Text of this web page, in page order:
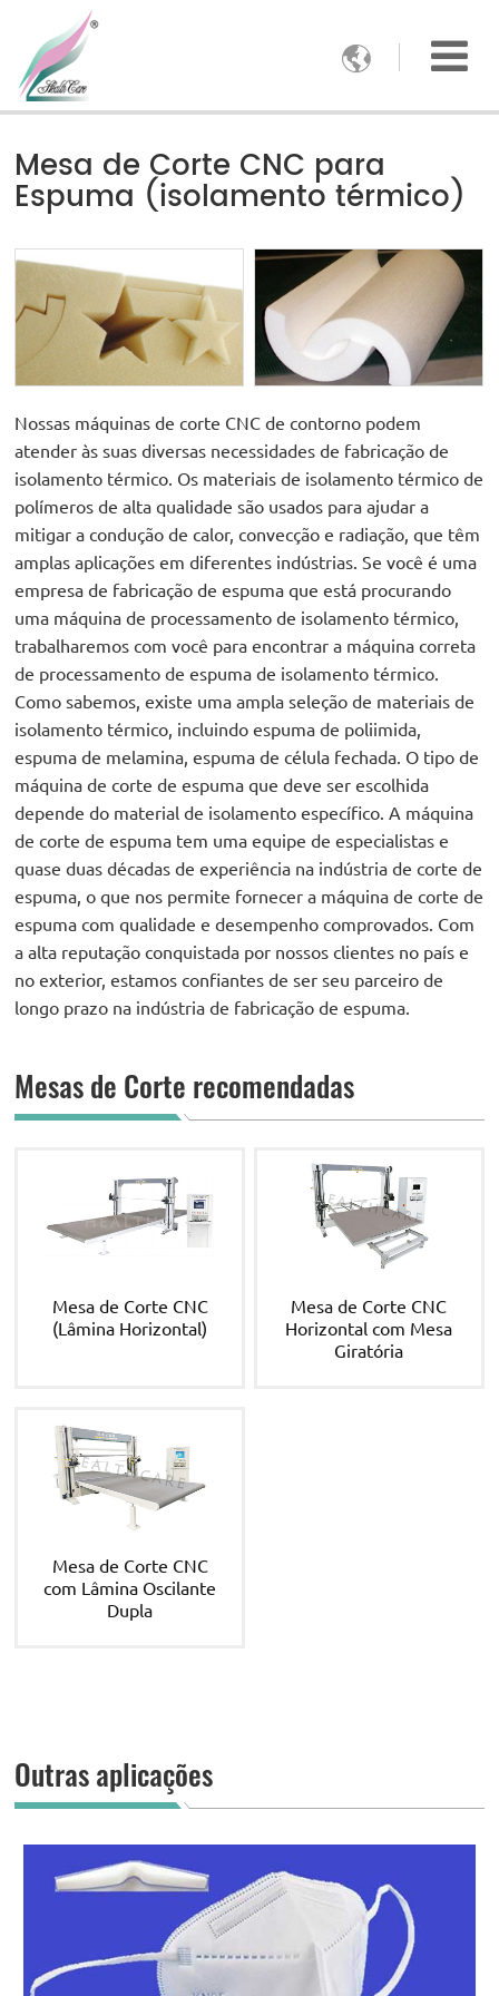

Mesa de Corte CNC para
Espuma (isolamento térmico)
Nossas máquinas de corte CNC de contorno podem
atender às suas diversas necessidades de fabricação de
isolamento térmico. Os materiais de isolamento térmico de
polímeros de alta qualidade são usados para ajudar a
mitigar a condução de calor, convecção e radiação, que têm
amplas aplicações em diferentes indústrias. Se você é uma
empresa de fabricação de espuma que está procurando
uma máquina de processamento de isolamento térmico,
trabalharemos com você para encontrar a máquina correta
de processamento de espuma de isolamento térmico.
Como sabemos, existe uma ampla seleção de materiais de
isolamento térmico, incluindo espuma de poliimida,
espuma de melamina, espuma de célula fechada. O tipo de
máquina de corte de espuma que deve ser escolhida
depende do material de isolamento específico. A máquina
de corte de espuma tem uma equipe de especialistas e
quase duas décadas de experiência na indústria de corte de
espuma, o que nos permite fornecer a máquina de corte de
espuma com qualidade e desempenho comprovados. Com
a alta reputação conquistada por nossos clientes no país e
no exterior, estamos confiantes de ser seu parceiro de
longo prazo na indústria de fabricação de espuma.
Mesas de Corte recomendadas
Mesa de Corte CNC
(Lâmina Horizontal)
Mesa de Corte CNC
Horizontal com Mesa
Giratória
Mesa de Corte CNC
com Lâmina Oscilante
Dupla
Outras aplicações